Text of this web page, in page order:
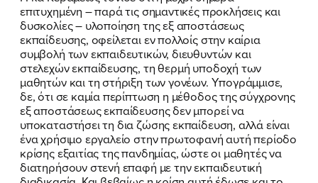
ΠΟΙΑ ΕΙΜΑΙ
ΕΡΓΟ
ΕΚΔΗΛΩΣΕΙΣ
ΝΕΑ
ΕΛΑ ΚΙ ΕΣΥ
επιτυχημένη – παρά τις σημαντικές προκλήσεις και
δυσκολίες – υλοποίηση της εξ αποστάσεως
εκπαίδευσης, οφείλεται εν πολλοίς στην καίρια
συμβολή των εκπαιδευτικών, διευθυντών και
στελεχών εκπαίδευσης, τη θερμή υποδοχή των
μαθητών και τη στήριξη των γονέων. Υπογράμμισε,
δε, ότι σε καμία περίπτωση η μέθοδος της σύγχρονης
εξ αποστάσεως εκπαίδευσης δεν μπορεί να
υποκαταστήσει τη δια ζώσης εκπαίδευση, αλλά είναι
ένα χρήσιμο εργαλείο στην πρωτοφανή αυτή περίοδο
κρίσης εξαιτίας της πανδημίας, ώστε οι μαθητές να
διατηρήσουν στενή επαφή με την εκπαιδευτική